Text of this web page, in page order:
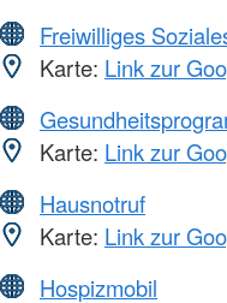
Freiwilliges
Karte: Link zur
Karte: Link zur
Hausnotruf
Karte: Link zur
Hospizmobil